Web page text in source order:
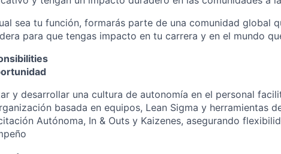
sea tu función, formarás parte de una comunidad global
para que tengas impacto en tu carrera y en el mundo
y desarrollar una cultura de autonomía en el personal
basada en equipos, Lean Sigma y herramientas
Autónoma, In & Outs y Kaizenes, asegurando